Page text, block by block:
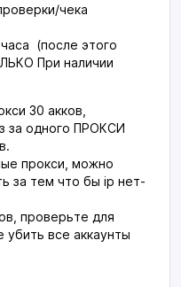
чека
(после этого
При наличии
30 акков,
за одного ПРОКСИ
прокси, можно
за тем что бы ip нет-
проверьте для
убить все аккаунты